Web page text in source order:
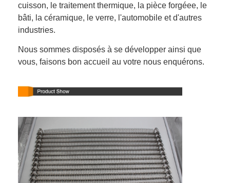
Visite d'usine
Contrôle de la qualité
Contact
Ceinture de maille d'acier inoxydable
Grillage en spirale
cuisson, le traitement thermique, la pièce forgéee, le
bâti, la céramique, le verre, l'automobile et d'autres
industries.
Nous sommes disposés à se développer ainsi que
vous, faisons bon accueil au votre nous enquérons.